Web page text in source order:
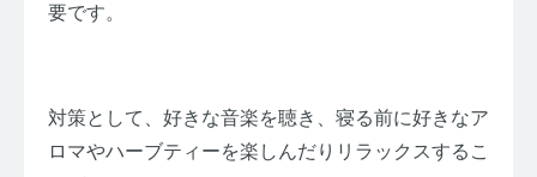
要です。
対策として、好きな音楽を聴き、寝る前に好きなア
ロマやハーブティーを楽しんだりリラックスするこ